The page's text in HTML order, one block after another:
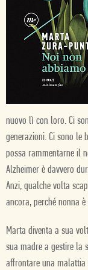
nuovo lì con loro. Ci
generazioni. Ci sono le
possa rammentarne il
Alzheimer è davvero
Anzi, qualche volta
ancora, perché nonna
Marta diventa a sua
sua madre a gestire la
affrontare una malattia